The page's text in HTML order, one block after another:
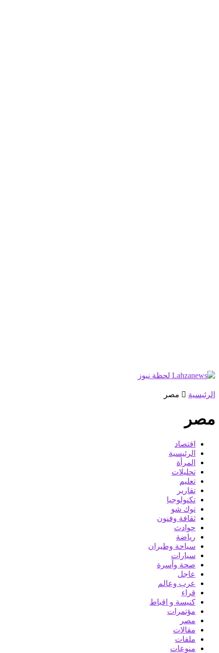
الرئيسية مصر
مصر
اقتصاد
الرئيسية
المرأة
تحليلات
تعليم
تقارير
تكنولوجيا
توك شو
ثقافة وفنون
حوادث
رياضة
سياحة وطيران
سيارات
صحة وأسرة
عاجل
عرب وعالم
قراء
كنيسة و اقباط
مؤتمرات
مصر
مقالات
ملفات
منوعات